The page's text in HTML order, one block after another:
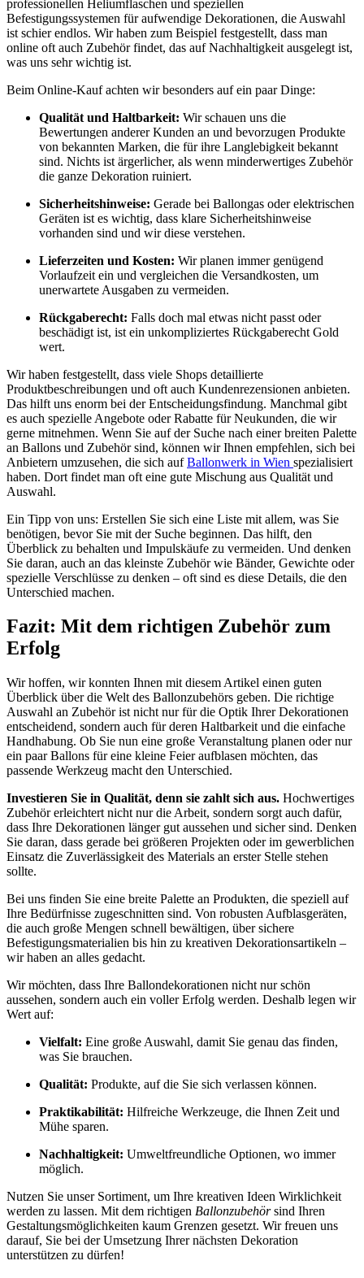
professionellen Heliumflaschen und speziellen
Befestigungssystemen für aufwendige Dekorationen, die Auswahl
ist schier endlos. Wir haben zum Beispiel festgestellt, dass man
online oft auch Zubehör findet, das auf Nachhaltigkeit ausgelegt ist,
was uns sehr wichtig ist.
Beim Online-Kauf achten wir besonders auf ein paar Dinge:
Qualität und Haltbarkeit: Wir schauen uns die
Bewertungen anderer Kunden an und bevorzugen Produkte
von bekannten Marken, die für ihre Langlebigkeit bekannt
sind. Nichts ist ärgerlicher, als wenn minderwertiges Zubehör
die ganze Dekoration ruiniert.
Sicherheitshinweise: Gerade bei Ballongas oder elektrischen
Geräten ist es wichtig, dass klare Sicherheitshinweise
vorhanden sind und wir diese verstehen.
Lieferzeiten und Kosten: Wir planen immer genügend
Vorlaufzeit ein und vergleichen die Versandkosten, um
unerwartete Ausgaben zu vermeiden.
Rückgaberecht: Falls doch mal etwas nicht passt oder
beschädigt ist, ist ein unkompliziertes Rückgaberecht Gold
wert.
Wir haben festgestellt, dass viele Shops detaillierte
Produktbeschreibungen und oft auch Kundenrezensionen anbieten.
Das hilft uns enorm bei der Entscheidungsfindung. Manchmal gibt
es auch spezielle Angebote oder Rabatte für Neukunden, die wir
gerne mitnehmen. Wenn Sie auf der Suche nach einer breiten Palette
an Ballons und Zubehör sind, können wir Ihnen empfehlen, sich bei
Anbietern umzusehen, die sich aufBallonwerk in Wien spezialisiert
haben. Dort findet man oft eine gute Mischung aus Qualität und
Auswahl.
Ein Tipp von uns: Erstellen Sie sich eine Liste mit allem, was Sie
benötigen, bevor Sie mit der Suche beginnen. Das hilft, den
Überblick zu behalten und Impulskäufe zu vermeiden. Und denken
Sie daran, auch an das kleinste Zubehör wie Bänder, Gewichte oder
spezielle Verschlüsse zu denken – oft sind es diese Details, die den
Unterschied machen.
Fazit: Mit dem richtigen Zubehör zum
Erfolg
Wir hoffen, wir konnten Ihnen mit diesem Artikel einen guten
Überblick über die Welt des Ballonzubehörs geben. Die richtige
Auswahl an Zubehör ist nicht nur für die Optik Ihrer Dekorationen
entscheidend, sondern auch für deren Haltbarkeit und die einfache
Handhabung. Ob Sie nun eine große Veranstaltung planen oder nur
ein paar Ballons für eine kleine Feier aufblasen möchten, das
passende Werkzeug macht den Unterschied.
Investieren Sie in Qualität, denn sie zahlt sich aus. Hochwertiges
Zubehör erleichtert nicht nur die Arbeit, sondern sorgt auch dafür,
dass Ihre Dekorationen länger gut aussehen und sicher sind. Denken
Sie daran, dass gerade bei größeren Projekten oder im gewerblichen
Einsatz die Zuverlässigkeit des Materials an erster Stelle stehen
sollte.
Bei uns finden Sie eine breite Palette an Produkten, die speziell auf
Ihre Bedürfnisse zugeschnitten sind. Von robusten Aufblasgeräten,
die auch große Mengen schnell bewältigen, über sichere
Befestigungsmaterialien bis hin zu kreativen Dekorationsartikeln –
wir haben an alles gedacht.
Wir möchten, dass Ihre Ballondekorationen nicht nur schön
aussehen, sondern auch ein voller Erfolg werden. Deshalb legen wir
Wert auf:
Vielfalt: Eine große Auswahl, damit Sie genau das finden,
was Sie brauchen.
Qualität: Produkte, auf die Sie sich verlassen können.
Praktikabilität: Hilfreiche Werkzeuge, die Ihnen Zeit und
Mühe sparen.
Nachhaltigkeit: Umweltfreundliche Optionen, wo immer
möglich.
Nutzen Sie unser Sortiment, um Ihre kreativen Ideen Wirklichkeit
werden zu lassen. Mit dem richtigen Ballonzubehörsind Ihren
Gestaltungsmöglichkeiten kaum Grenzen gesetzt. Wir freuen uns
darauf, Sie bei der Umsetzung Ihrer nächsten Dekoration
unterstützen zu dürfen!